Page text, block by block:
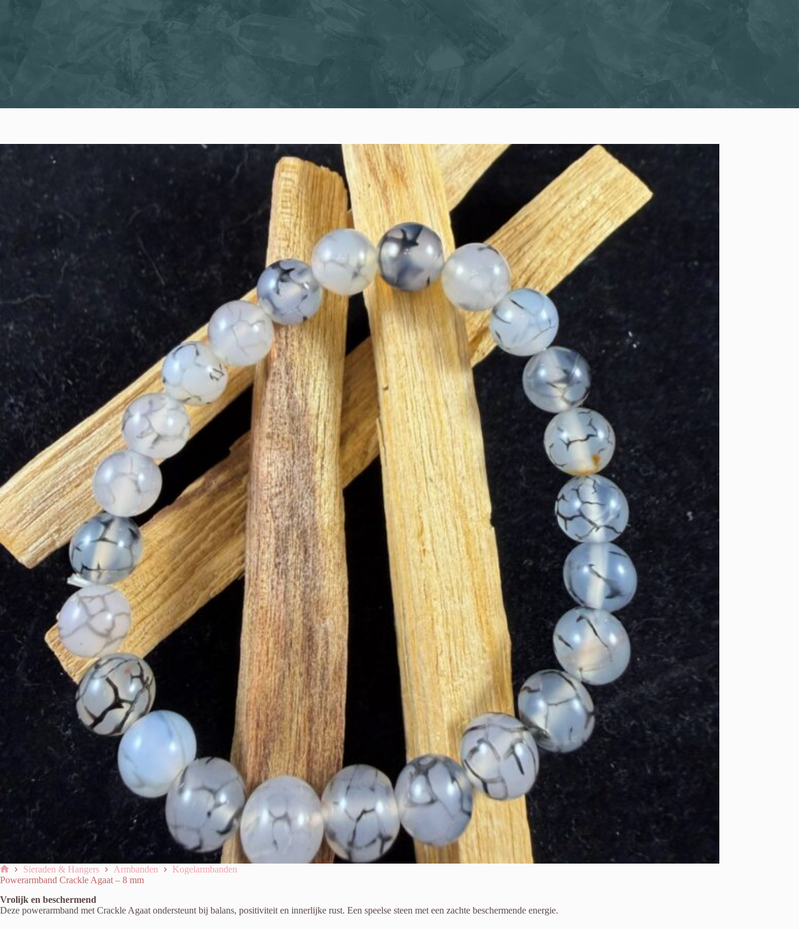
Home
Sieraden & Hangers Armbanden
Kogelarmbanden
Powerarmband Crackle Agaat – 8 mm
Vrolijk en beschermend
Deze powerarmband met Crackle Agaat ondersteunt bij balans, positiviteit en innerlijke rust. Een speelse steen met een zachte beschermende energie.